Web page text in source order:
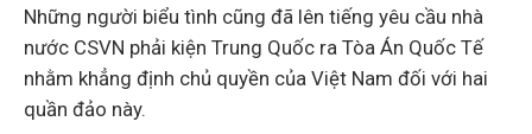
Những người biểu tình cũng đã lên tiếng yêu cầu nhà
nước CSVN phải kiện Trung Quốc ra Tòa Án Quốc Tế
nhằm khẳng định chủ quyền của Việt Nam đối với hai
quần đảo này.